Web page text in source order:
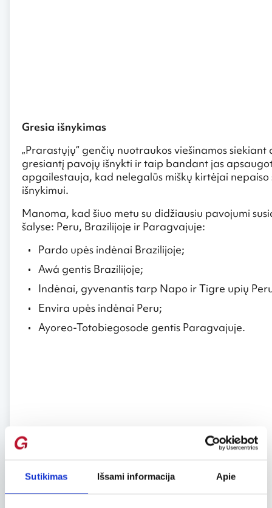
Sutikimas Išsami informacija Apie
Gresia išnykimas
„Prarastųjų“ genčių nuotraukos viešinamos
gresiantį pavojų išnykti ir taip bandant jas
apgailestauja, kad nelegalūs miškų kirtėjai nepaiso
išnykimui.
Manoma, kad šiuo metu su didžiausiu pavojumi
šalyse: Peru, Brazilijoje ir Paragvajuje:
Pardo upės indėnai Brazilijoje;
Awá gentis Brazilijoje;
Indėnai, gyvenantis tarp Napo ir Tigre upių
Envira upės indėnai Peru;
Ayoreo-Totobiegosode gentis Paragvajuje.